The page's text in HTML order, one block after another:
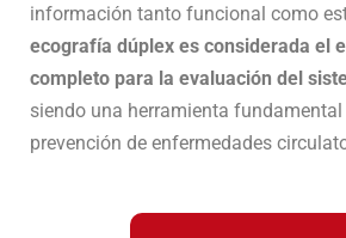
información tanto funcional como
ecografía dúplex es considerada el
completo para la evaluación del
siendo una herramienta
prevención de enfermedades